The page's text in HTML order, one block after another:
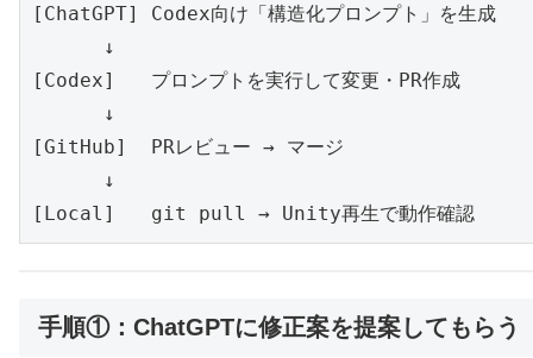
[ChatGPT] Codex向け「構造化プロンプト」を生成
      ↓
[Codex]   プロンプトを実行して変更・PR作成
      ↓
[GitHub]  PRレビュー → マージ
      ↓
[Local]   git pull → Unity再生で動作確認
手順①：ChatGPTに修正案を提案してもらう